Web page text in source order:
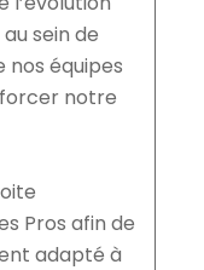
sein de
nos équipes
notre
Pros afin de
adapté à